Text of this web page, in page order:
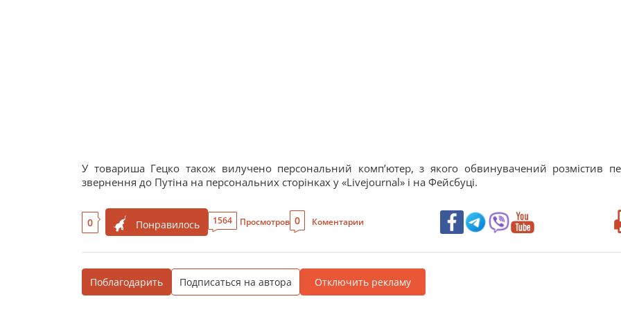
У товариша Гецко також вилучено персональний комп’ютер, з якого обвинувачений розмістив
звернення до Путіна на персональних сторінках у «Livejournal» і на Фейсбуці.
0 Понравилось 1564 Просмотров 0 Коментарии
Поблагодарить Подписаться на автора Отключить рекламу